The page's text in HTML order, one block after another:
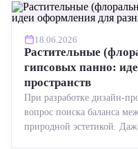
18.06.2026
Растительные
гипсовых панно:
пространств
При разработке дизайн-
вопрос поиска баланса
природной эстетикой.